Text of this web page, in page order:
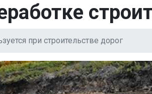
при строительстве дорог